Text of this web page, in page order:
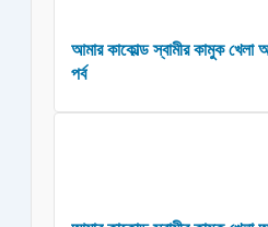
আমার কাকোল্ড স্বামীর কামুক খেলা
পর্ব